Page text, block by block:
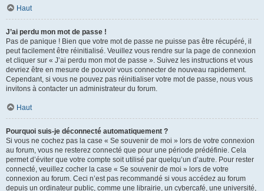
Haut
J’ai perdu mon mot de passe !
Pas de panique ! Bien que votre mot de passe ne puisse pas être récupéré, il
peut facilement être réinitialisé. Veuillez vous rendre sur la page de connexion
et cliquer sur « J’ai perdu mon mot de passe ». Suivez les instructions et vous
devriez être en mesure de pouvoir vous connecter de nouveau rapidement.
Cependant, si vous ne pouvez pas réinitialiser votre mot de passe, nous vous
invitons à contacter un administrateur du forum.
Haut
Pourquoi suis-je déconnecté automatiquement ?
Si vous ne cochez pas la case « Se souvenir de moi » lors de votre connexion
au forum, vous ne resterez connecté que pour une période prédéfinie. Cela
permet d’éviter que votre compte soit utilisé par quelqu’un d’autre. Pour rester
connecté, veuillez cocher la case « Se souvenir de moi » lors de votre
connexion au forum. Ceci n’est pas recommandé si vous accédez au forum
depuis un ordinateur public, comme une librairie, un cybercafé, une université,